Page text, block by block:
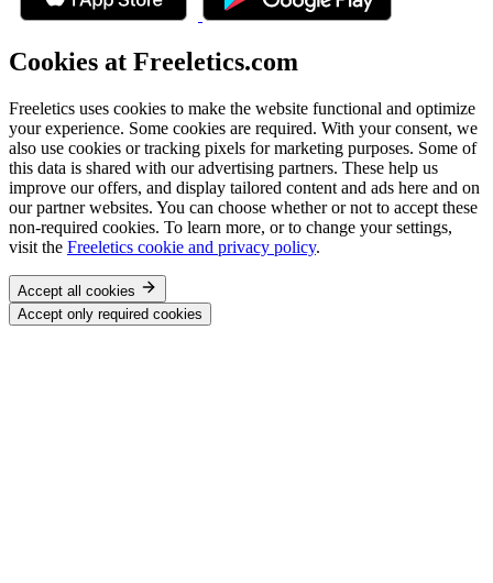
Cookies at Freeletics.com
Freeletics uses cookies to make the website functional and optimize
your experience. Some cookies are required. With your consent, we
also use cookies or tracking pixels for marketing purposes. Some of
this data is shared with our advertising partners. These help us
improve our offers, and display tailored content and ads here and on
our partner websites. You can choose whether or not to accept these
non-required cookies. To learn more, or to change your settings,
visit the Freeletics cookie and privacy policy.
Accept all cookies
Accept only required cookies